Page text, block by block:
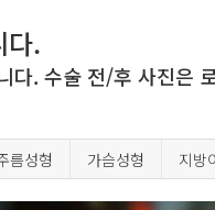
다.
다. 수술 전/후 사진은
름성형 가슴성형 지방